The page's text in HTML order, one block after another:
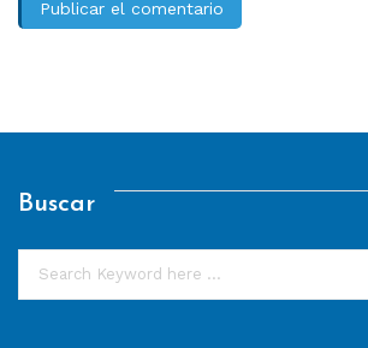
Buscar